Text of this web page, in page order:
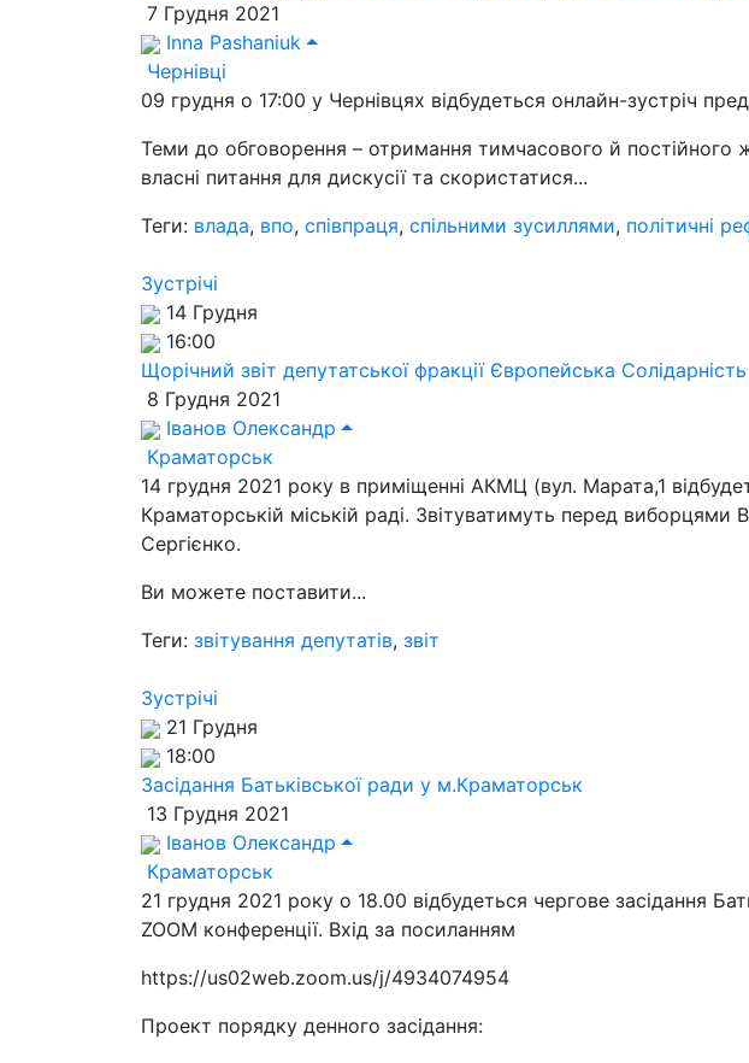
7 Грудня 2021
Inna Pashaniuk
Чернівці
09 грудня о 17:00 у Чернівцях відбудеться онлайн-зустріч
Теми до обговорення – отримання тимчасового й
власні питання для дискусії та скористатися...
Теги: влада, впо, співпраця, спільними зусиллями, політичні
Зустрічі
14 Грудня
16:00
Щорічний звіт депутатської фракції Європейська
8 Грудня 2021
Іванов Олександр
Краматорськ
14 грудня 2021 року в приміщенні АКМЦ (вул. Марата,1
Краматорській міській раді. Звітуватимуть перед
Сергієнко.
Ви можете поставити...
Теги: звітування депутатів, звіт
Зустрічі
21 Грудня
18:00
Засідання Батьківської ради у м.Краматорськ
13 Грудня 2021
Іванов Олександр
Краматорськ
21 грудня 2021 року о 18.00 відбудеться чергове засідання
ZOOM конференції. Вхід за посиланням
https://us02web.zoom.us/j/4934074954
Проект порядку денного засідання: